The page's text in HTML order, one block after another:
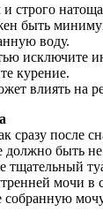
строго
быть минимум
воду.
исключите
курение.
влиять на
сразу после
быть не
тщательный
мочи в
собранную